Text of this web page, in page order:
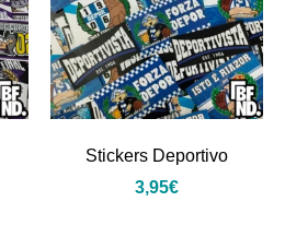
Stickers Deportivo
3,95€